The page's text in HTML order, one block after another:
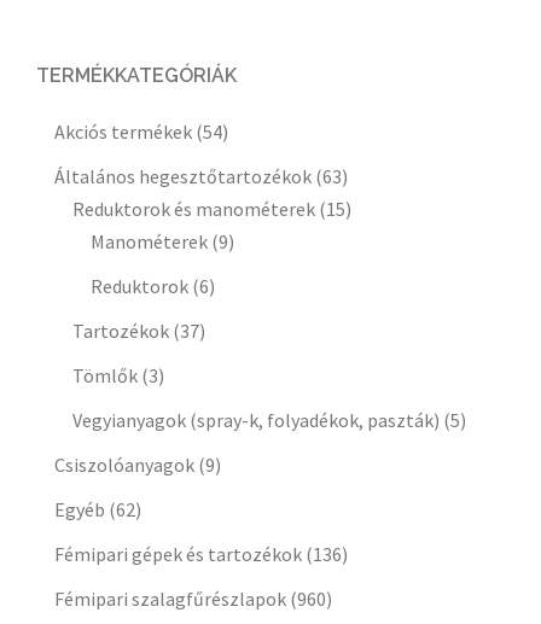
TERMÉKKATEGÓRIÁK
Akciós termékek (54)
Általános hegesztőtartozékok (63)
Reduktorok és manométerek (15)
Manométerek (9)
Reduktorok (6)
Tartozékok (37)
Tömlők (3)
Vegyianyagok (spray-k, folyadékok, paszták) (5)
Csiszolóanyagok (9)
Egyéb (62)
Fémipari gépek és tartozékok (136)
Fémipari szalagfűrészlapok (960)